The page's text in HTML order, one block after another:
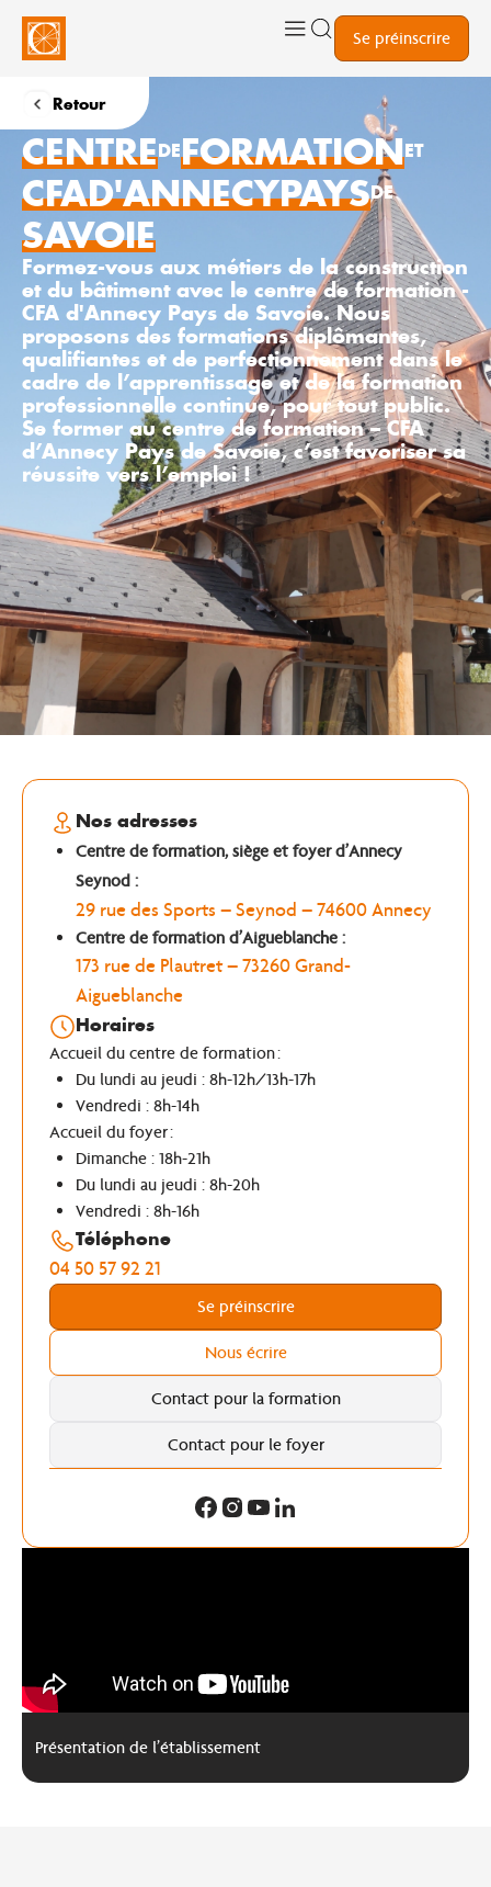
Se préinscrire
Retour
CENTREDEFORMATIONET
CFAD'ANNECYPAYSDE
SAVOIE
Formez-vous aux métiers de la construction
et du bâtiment avec le centre de formation -
CFA d'Annecy Pays de Savoie. Nous
proposons des formations diplômantes,
qualifiantes et de perfectionnement dans le
cadre de l’apprentissage et de la formation
professionnelle continue, pour tout public.
Se former au centre de formation – CFA
d’Annecy Pays de Savoie, c’est favoriser sa
réussite vers l’emploi !
Présentation de l’établissement
Nos adresses
Centre de formation, siège et foyer d’Annecy
Seynod :
29 rue des Sports – Seynod – 74600 Annecy
Centre de formation d’Aigueblanche :
173 rue de Plautret – 73260 Grand-
Aigueblanche
Horaires
Accueil du centre de formation:
Du lundi au jeudi : 8h-12h/13h-17h
Vendredi : 8h-14h
Accueil du foyer:
Dimanche : 18h-21h
Du lundi au jeudi : 8h-20h
Vendredi : 8h-16h
Téléphone
04 50 57 92 21
Se préinscrire
Nous écrire
Contact pour la formation
Contact pour le foyer